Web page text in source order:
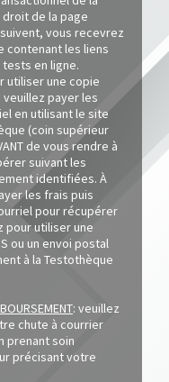
de la page
vous recevrez
contenant les liens
en ligne.
utiliser une copie
veuillez payer les
en utilisant le site
(coin supérieur
de vous rendre à
suivant les
identifiées. À
les frais puis
pour récupérer
pour utiliser une
ou un envoi postal
à la Testothèque
: veuillez
chute à courrier
prenant soin
précisant votre